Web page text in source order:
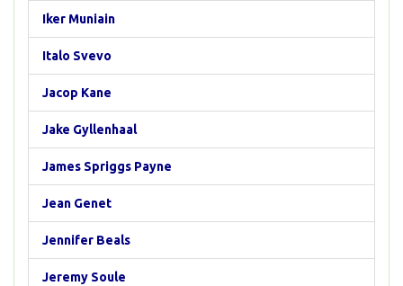
Iker Muniain
Italo Svevo
Jacop Kane
Jake Gyllenhaal
James Spriggs Payne
Jean Genet
Jennifer Beals
Jeremy Soule